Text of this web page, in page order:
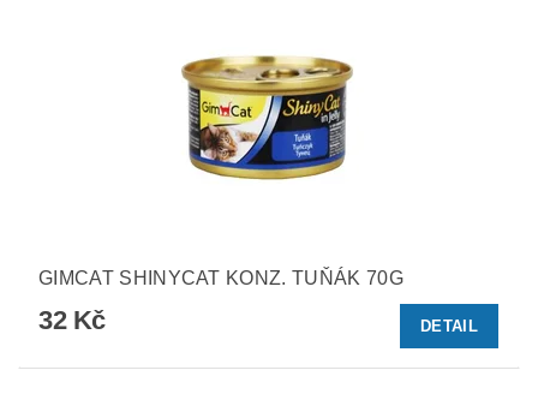
GIMCAT SHINYCAT KONZ. TUŇÁK 70G
32 Kč DETAIL